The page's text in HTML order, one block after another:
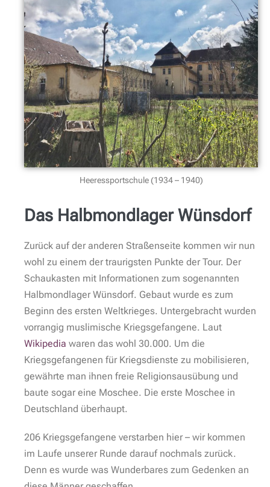
vorrangig muslimische Kriegsgefangene. Laut
Wikipediawaren das wohl 30.000. Um die
Kriegsgefangenen für Kriegsdienste zu mobilisieren,
gewährte man ihnen freie Religionsausübung und
baute sogar eine Moschee. Die erste Moschee in
Deutschland überhaupt.
206 Kriegsgefangene verstarben hier – wir kommen
im Laufe unserer Runde darauf nochmals zurück.
Denn es wurde was Wunderbares zum Gedenken an
diese Männer geschaffen.
entfernten ehemaligen Standort der Moschee. Nun
wissen wir also, warum diese Straße Moscheestraße
heißt und schlagen diese Richtung ein. Linker Hand
befindet sich eine Gemeinschaftsunterkunft und
rechter Hand wieder mehrere hinter Beton und
Bauzaun gesicherte Gebäude. Die Schule für
Heeresmotorisierung.